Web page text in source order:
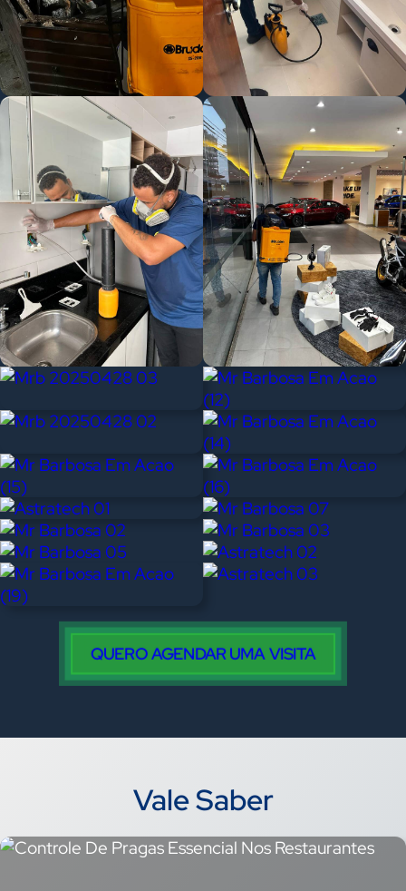
QUERO AGENDAR UMA VISITA
Vale Saber